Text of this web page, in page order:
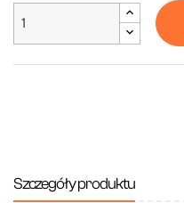
Szczegóły produktu